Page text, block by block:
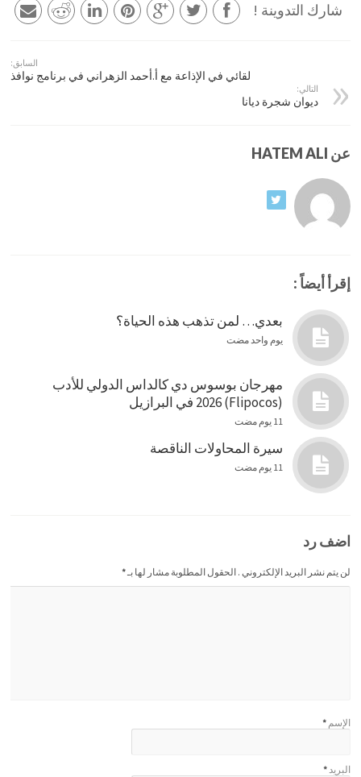
شارك التدوينة !
السابق:
لقائي في الإذاعة مع أ.أحمد الزهراني في برنامج نوافذ
التالي:
ديوان شجرة ديانا
عن HATEM ALI
إقرأ أيضاً :
بعدي… لمن تذهب هذه الحياة؟
يوم واحد مضت
مهرجان بوسوس دي كالداس الدولي للأدب
(Flipocos) 2026 في البرازيل
11 يوم مضت
سيرة المحاولات الناقصة
11 يوم مضت
اضف رد
لن يتم نشر البريد الإلكتروني . الحقول المطلوبة مشار لها بـ*
الإسم *
البريد*